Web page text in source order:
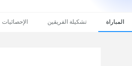
المباراة تشكيلة الفريقين الإحصائيات